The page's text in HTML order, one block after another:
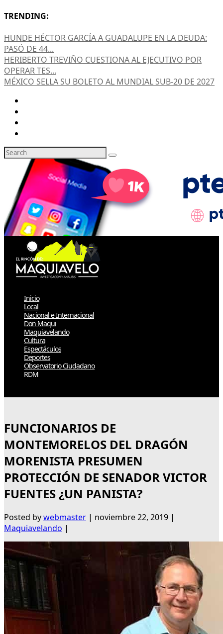
TRENDING:
HUNDE HÉCTOR GARCÍA A GUADALUPE EN LA DEUDA:
PASÓ DE 44...
HERIBERTO TREVIÑO CUESTIONA AL EJECUTIVO POR
OPERAR TES...
MÉXICO SELLA SU BOLETO AL MUNDIAL SUB-20 DE 2027
Inicio
Local
Nacional e Internacional
Don Maqui
Maquiavelando
Cultura
Espectáculos
Deportes
Observatorio Ciudadano
RDM
FUNCIONARIOS DE
MONTEMORELOS DEL DRAGÓN
MORENISTA PRESUMEN
PROTECCIÓN DE SENADOR VICTOR
FUENTES ¿UN PANISTA?
Posted bywebmaster | noviembre 22, 2019 |
Maquiavelando |